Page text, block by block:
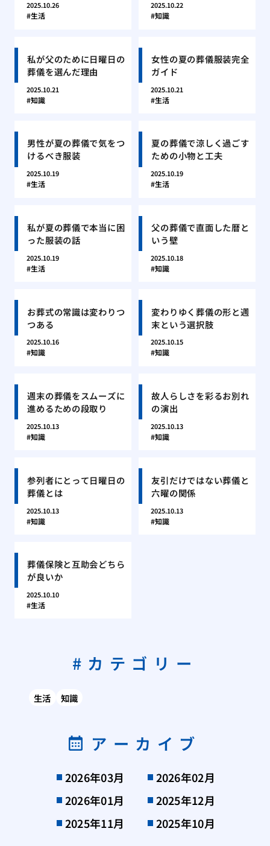
2025.10.26
生活
2025.10.22
知識
私が父のために日曜日の
葬儀を選んだ理由
2025.10.21
知識
女性の夏の葬儀服装完全
ガイド
2025.10.21
生活
男性が夏の葬儀で気をつ
けるべき服装
2025.10.19
生活
夏の葬儀で涼しく過ごす
ための小物と工夫
2025.10.19
生活
私が夏の葬儀で本当に困
った服装の話
2025.10.19
生活
父の葬儀で直面した暦と
いう壁
2025.10.18
知識
お葬式の常識は変わりつ
つある
2025.10.16
知識
変わりゆく葬儀の形と週
末という選択肢
2025.10.15
知識
週末の葬儀をスムーズに
進めるための段取り
2025.10.13
知識
故人らしさを彩るお別れ
の演出
2025.10.13
知識
参列者にとって日曜日の
葬儀とは
2025.10.13
知識
友引だけではない葬儀と
六曜の関係
2025.10.13
知識
葬儀保険と互助会どちら
が良いか
2025.10.10
生活
カテゴリー
生活 知識
アーカイブ
2026年03月
2026年02月
2026年01月
2025年12月
2025年11月
2025年10月